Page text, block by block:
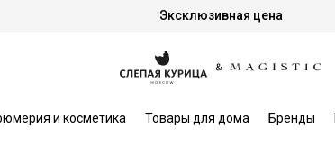
Эксклюзивная цена
и косметика Товары для дома Бренды